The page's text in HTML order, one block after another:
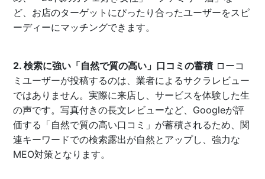
ど、お店のターゲットにぴったり合ったユーザーをスピ
ーディーにマッチングできます。
2. 検索に強い「自然で質の高い」口コミの蓄積 ローコ
ミユーザーが投稿するのは、業者によるサクラレビュー
ではありません。実際に来店し、サービスを体験した生
の声です。写真付きの長文レビューなど、Googleが評
価する「自然で質の高い口コミ」が蓄積されるため、関
連キーワードでの検索露出が自然とアップし、強力な
MEO対策となります。